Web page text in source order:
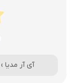
آی آر مدیا ›